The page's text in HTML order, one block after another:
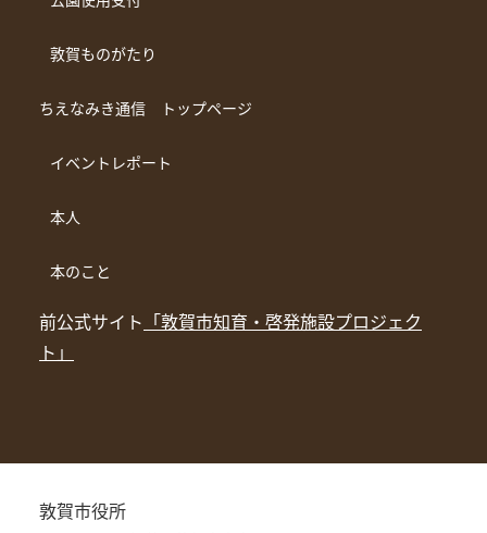
敦賀ものがたり
ちえなみき通信 トップページ
イベントレポート
本人
本のこと
前公式サイト 「敦賀市知育・啓発施設プロジェク
ト」
敦賀市役所